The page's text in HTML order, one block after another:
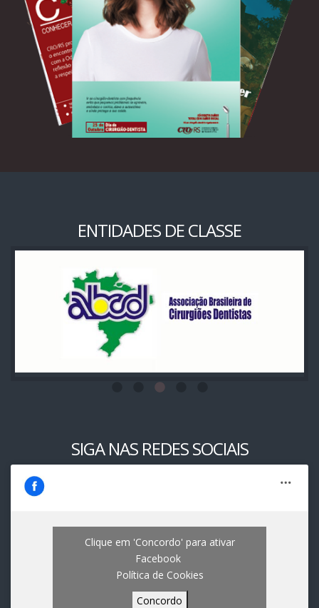
ENTIDADES DE CLASSE
SIGA NAS REDES SOCIAIS
Clique em 'Concordo' para ativar
Facebook
Política de Cookies
Concordo